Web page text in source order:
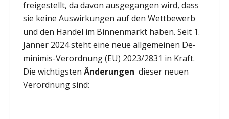
freigestellt, da davon ausgegangen wird, dass
sie keine Auswirkungen auf den Wettbewerb
und den Handel im Binnenmarkt haben. Seit 1.
Jänner 2024 steht eine neue allgemeinen De-
minimis-Verordnung (EU) 2023/2831 in Kraft.
Die wichtigsten Änderungen dieser neuen
Verordnung sind: